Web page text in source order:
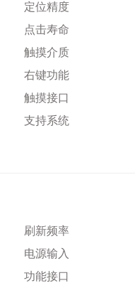
定位精度
点击寿命
触摸介质
右键功能
触摸接口
支持系统
刷新频率
电源输入
功能接口